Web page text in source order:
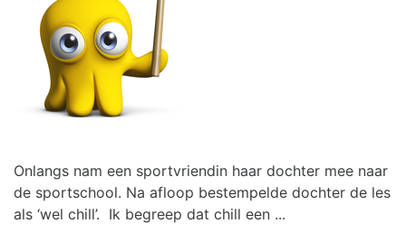
Onlangs nam een sportvriendin haar dochter mee naar
de sportschool. Na afloop bestempelde dochter de les
als ‘wel chill’. Ik begreep dat chill een ...